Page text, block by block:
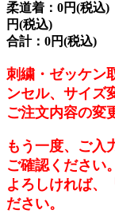
柔道着：0円(税
円(税込)
合計：0円(税込)
刺繍・ゼッケン
ンセル、サイズ
ご注文内容の変
もう一度、ご入
ご確認ください。
よろしければ、
ださい。